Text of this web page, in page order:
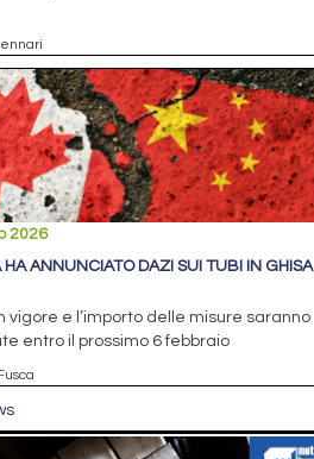
2026
HA ANNUNCIATO DAZI SUI TUBI IN GHISA
vigore e l’importo delle misure saranno
entro il prossimo 6 febbraio